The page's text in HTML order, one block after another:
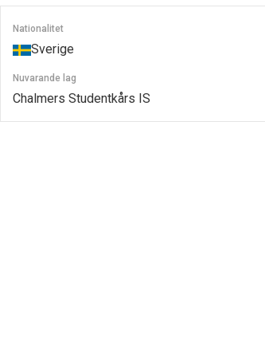
Nationalitet
Sverige
Nuvarande lag
Chalmers Studentkårs IS